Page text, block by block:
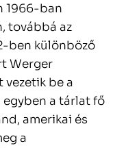
1966-ban
továbbá az
ben különböző
Werger
vezetik be a
a tárlat fő
amerikai és
a